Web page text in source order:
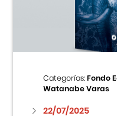
Categorías:Fondo
Watanabe Varas
22/07/2025